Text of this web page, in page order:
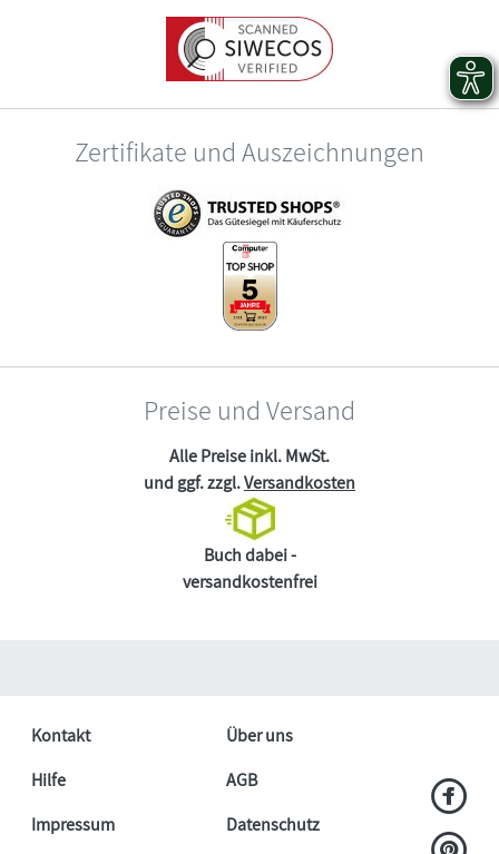
Zertifikate und Auszeichnungen
Preise und Versand
Alle Preise inkl. MwSt.
und ggf. zzgl.Versandkosten
Buch dabei -
versandkostenfrei
Kontakt
Über uns
Hilfe
AGB
Impressum
Datenschutz